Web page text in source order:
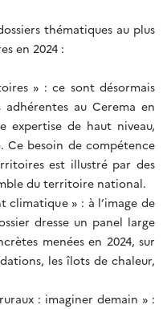
thématiques au plus
en 2024 :
» : ce sont désormais
au Cerema en
expertise de haut niveau,
Ce besoin de compétence
est illustré par des
du territoire national.
climatique » : à l’image de
dresse un panel large
menées en 2024, sur
les îlots de chaleur,
: imaginer demain » :